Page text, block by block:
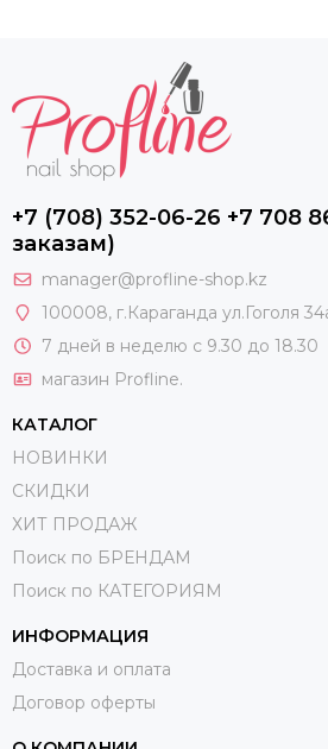
+7 (708) 352-06-26 +7 708
заказам)
manager@profline-shop.kz
100008, г.Караганда ул.Гоголя
7 дней в неделю с 9.30 до 18.30
магазин Profline.
КАТАЛОГ
НОВИНКИ
СКИДКИ
ХИТ ПРОДАЖ
Поиск по БРЕНДАМ
Поиск по КАТЕГОРИЯМ
ИНФОРМАЦИЯ
Доставка и оплата
Договор оферты